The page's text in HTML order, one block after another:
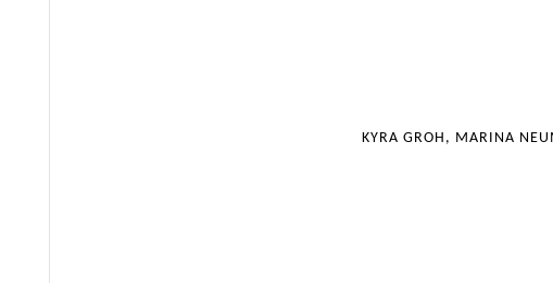
KYRA GROH, MARINA